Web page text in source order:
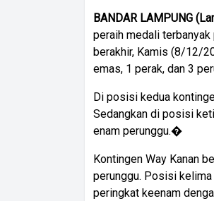
BANDAR LAMPUNG
peraih medali
berakhir, Kamis (8/12/
emas, 1 perak, dan 3
Di posisi kedua
Sedangkan di posisi
enam perunggu.�
Kontingen Way Kanan
perunggu. Posisi
peringkat keenam